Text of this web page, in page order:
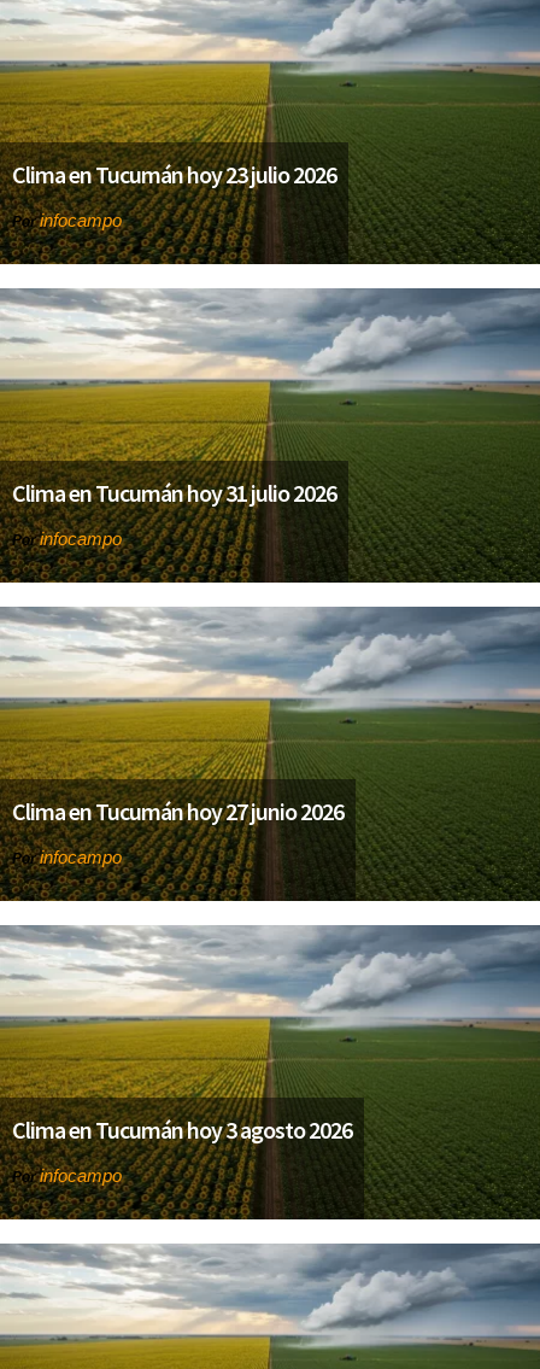
Clima en Tucumán hoy 23 julio 2026
Porinfocampo
Clima en Tucumán hoy 31 julio 2026
Porinfocampo
Clima en Tucumán hoy 27 junio 2026
Porinfocampo
Clima en Tucumán hoy 3 agosto 2026
Porinfocampo